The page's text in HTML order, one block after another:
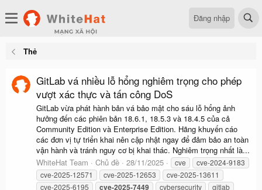
Đăng nhập
Thẻ
GitLab vá nhiều lỗ hổng nghiêm trọng cho phép
vượt xác thực và tấn công DoS
GitLab vừa phát hành bản vá bảo mật cho sáu lỗ hổng ảnh
hưởng đến các phiên bản 18.6.1, 18.5.3 và 18.4.5 của cả
Community Edition và Enterprise Edition. Hãng khuyến cáo
các đơn vị tự triển khai nên cập nhật ngay để đảm bảo an toàn
vận hành và tránh nguy cơ bị khai thác. Nghiêm trọng nhất là...
WhiteHat Team
Chủ đề 28/11/2025 cve
cve-2024-9183
cve-2025-12571
cve-2025-12653
cve-2025-13611
cve-2025-6195
cve-2025-7449 cybersecurity
gitlab